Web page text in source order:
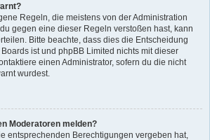
Regeln, die meistens von der Administration
gegen eine dieser Regeln verstoßen hast, kann
Bitte beachte, dass dies die Entscheidung
ist und phpBB Limited nichts mit dieser
einen Administrator, sofern du die nicht
wurdest.
Moderatoren melden?
entsprechenden Berechtigungen vergeben hat,